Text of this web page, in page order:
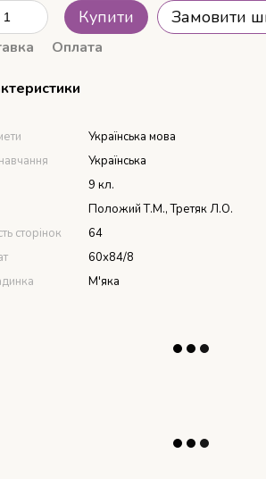
Купити Замовити
Оплата
Українська мова
Українська
9 кл.
Положий Т.М., Третяк Л.О.
сторінок
64
60х84/8
М'яка